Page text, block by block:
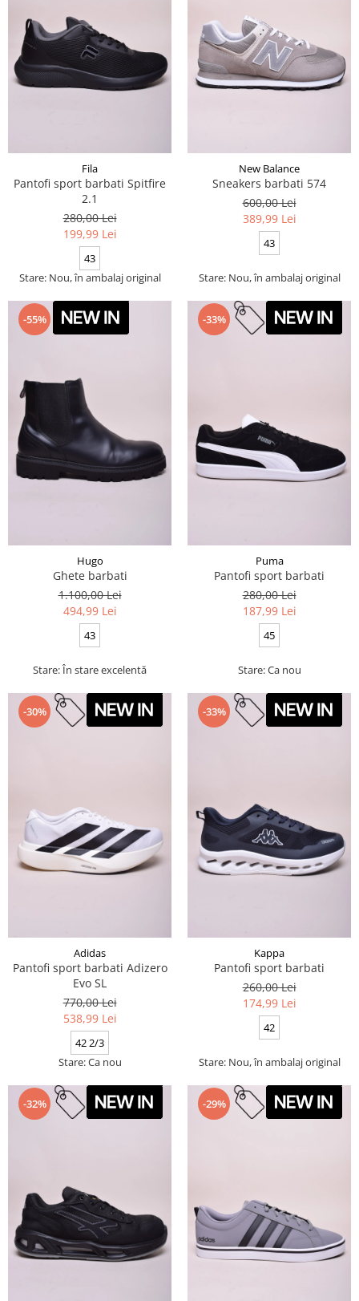
Fila
Pantofi sport barbati Spitfire
2.1
280,00 Lei
199,99 Lei
43
Stare: Nou, în ambalaj original
New Balance
Sneakers barbati 574
600,00 Lei
389,99 Lei
43
Stare: Nou, în ambalaj original
-55%
Hugo
Ghete barbati
1.100,00 Lei
494,99 Lei
43
Stare: În stare excelentă
-33%
Puma
Pantofi sport barbati
280,00 Lei
187,99 Lei
45
Stare: Ca nou
-30%
Adidas
Pantofi sport barbati Adizero
Evo SL
770,00 Lei
538,99 Lei
42 2/3
Stare: Ca nou
-33%
Kappa
Pantofi sport barbati
260,00 Lei
174,99 Lei
42
Stare: Nou, în ambalaj original
-32% -29%